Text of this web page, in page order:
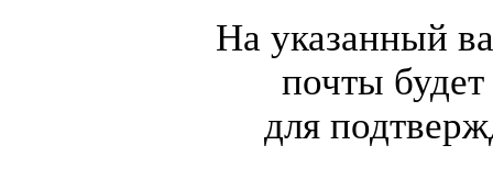
На указанный
почты
для